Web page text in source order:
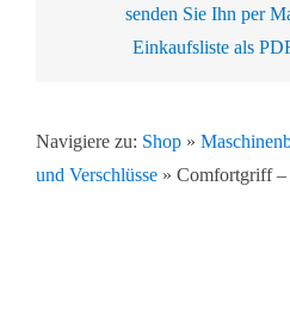
senden Sie Ihn per
Einkaufsliste als
Navigiere zu: Shop»
und Verschlüsse» Comfortgriff